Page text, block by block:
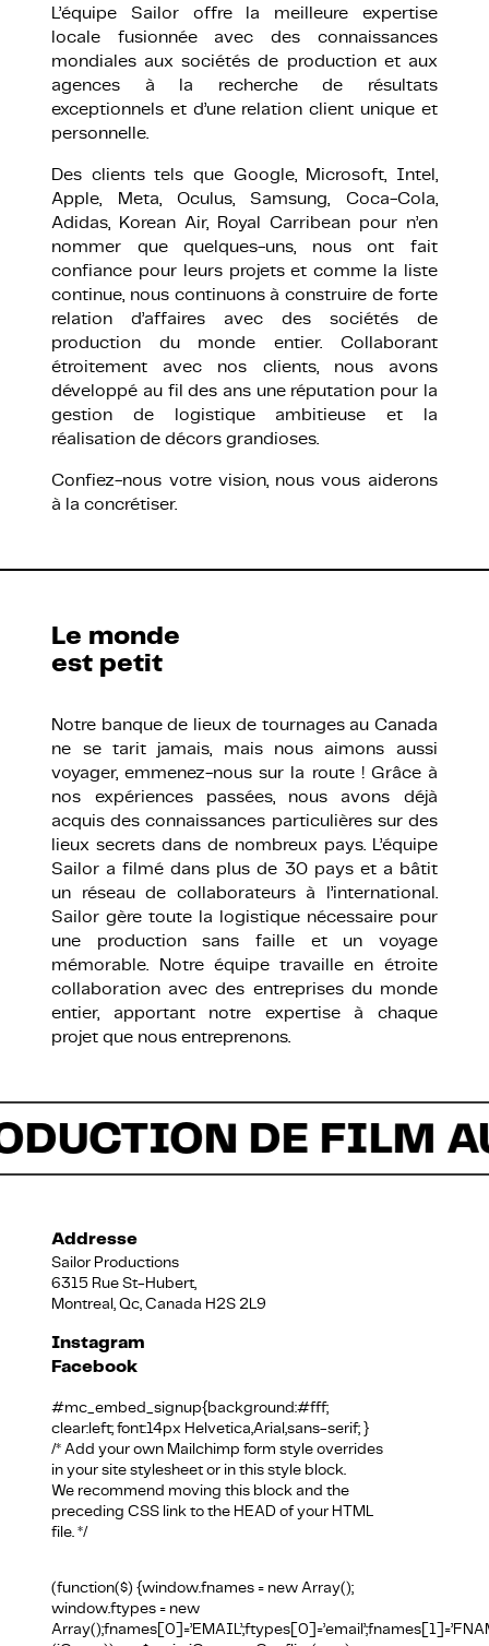
English
L’équipe Sailor offre la meilleure expertise
locale fusionnée avec des connaissances
mondiales aux sociétés de production et aux
agences à la recherche de résultats
exceptionnels et d’une relation client unique et
personnelle.
Des clients tels que Google, Microsoft, Intel,
Apple, Meta, Oculus, Samsung, Coca-Cola,
Adidas, Korean Air, Royal Carribean pour n’en
nommer que quelques-uns, nous ont fait
confiance pour leurs projets et comme la liste
continue, nous continuons à construire de forte
relation d’affaires avec des sociétés de
production du monde entier. Collaborant
étroitement avec nos clients, nous avons
développé au fil des ans une réputation pour la
gestion de logistique ambitieuse et la
réalisation de décors grandioses.
Confiez-nous votre vision, nous vous aiderons
à la concrétiser.
Le monde
est petit
Notre banque de lieux de tournages au Canada
ne se tarit jamais, mais nous aimons aussi
voyager, emmenez-nous sur la route ! Grâce à
nos expériences passées, nous avons déjà
acquis des connaissances particulières sur des
lieux secrets dans de nombreux pays. L’équipe
Sailor a filmé dans plus de 30 pays et a bâtit
un réseau de collaborateurs à l’international.
Sailor gère toute la logistique nécessaire pour
une production sans faille et un voyage
mémorable. Notre équipe travaille en étroite
collaboration avec des entreprises du monde
entier, apportant notre expertise à chaque
projet que nous entreprenons.
DE FILM
Addresse
Sailor Productions
6315 Rue St-Hubert,
Montreal, Qc, Canada H2S 2L9
Instagram
Facebook
#mc_embed_signup{background:#fff;
clear:left; font:14px Helvetica,Arial,sans-serif; }
/* Add your own Mailchimp form style overrides
in your site stylesheet or in this style block.
We recommend moving this block and the
preceding CSS link to the HEAD of your HTML
file. */
(function($) {window.fnames = new Array();
window.ftypes = new